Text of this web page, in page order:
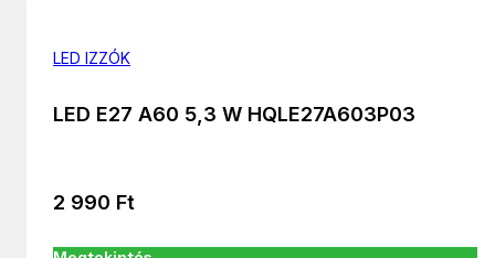
LED IZZÓK
LED E27 A60 5,3 W HQLE27A603P03
2 990 Ft